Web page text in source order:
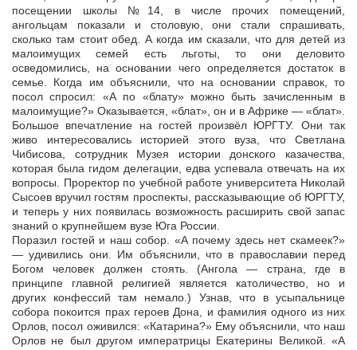
посещении школы №14, в числе прочих помещений,
ангольцам показали и столовую, они стали спрашивать,
сколько там стоит обед. А когда им сказали, что для детей из
малоимущих семей есть льготы, то они деловито
осведомились, на основании чего определяется достаток в
семье. Когда им объяснили, что на основании справок, то
посол спросил: «А по «блату» можно быть зачисленным в
малоимущие?» Оказывается, «блат», он и в Африке — «блат».
Большое впечатление на гостей произвёл ЮРГТУ. Они так
живо интересовались историей этого вуза, что Светлана
Чибисова, сотрудник Музея истории донского казачества,
которая была гидом делегации, едва успевала отвечать на их
вопросы. Проректор по учебной работе университета Николай
Сысоев вручил гостям проспекты, рассказывающие об ЮРГТУ,
и теперь у них появилась возможность расширить свой запас
знаний о крупнейшем вузе Юга России.
Поразил гостей и наш собор. «А почему здесь нет скамеек?»
— удивились они. Им объяснили, что в православии перед
Богом человек должен стоять. (Ангола — страна, где в
принципе главной религией является католичество, но и
других конфессий там немало.) Узнав, что в усыпальнице
собора покоится прах героев Дона, и фамилия одного из них
Орлов, посол оживился: «Катарина?» Ему объяснили, что наш
Орлов не был другом императрицы Екатерины Великой. «А